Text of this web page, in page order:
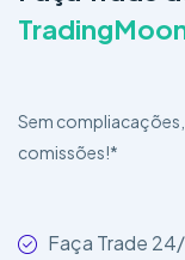
Sem
comissões!*
Faça Trade